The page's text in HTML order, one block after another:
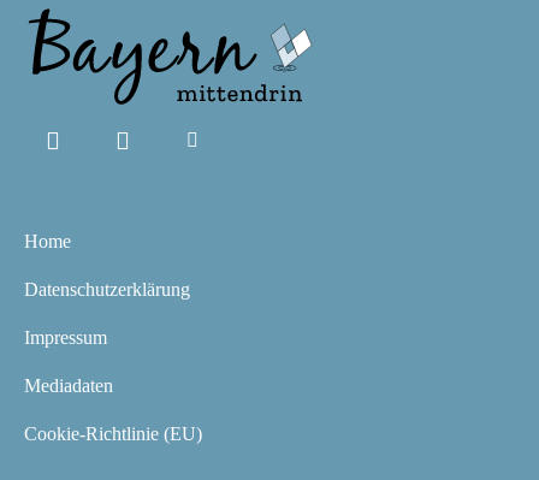
Home
Datenschutzerklärung
Impressum
Mediadaten
Cookie-Richtlinie (EU)